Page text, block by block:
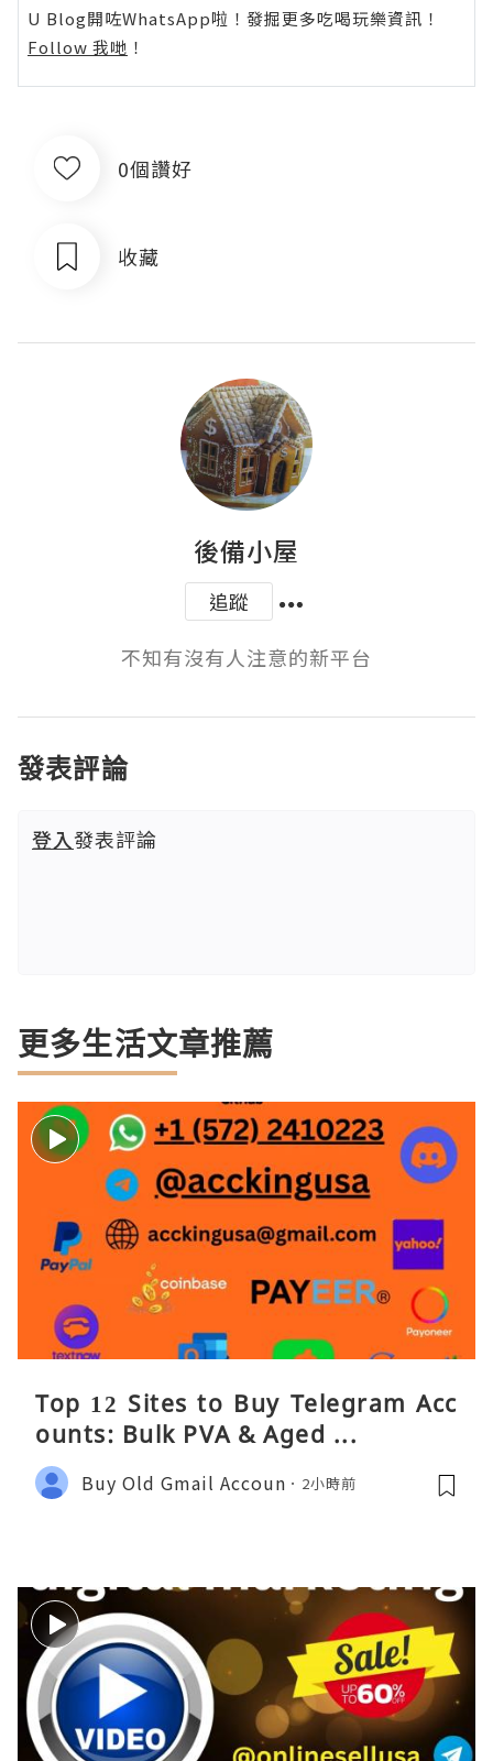
U Blog開咗WhatsApp啦！發掘更多吃喝玩樂資訊！
Follow 我哋 ！
0個讚好
收藏
後備小屋
追蹤
不知有沒有人注意的新平台
發表評論
登入發表評論
更多生活文章推薦
Top 12 Sites to Buy Telegram Acc
ounts: Bulk PVA & Aged ...
Buy Old Gmail Accoun 2小時前